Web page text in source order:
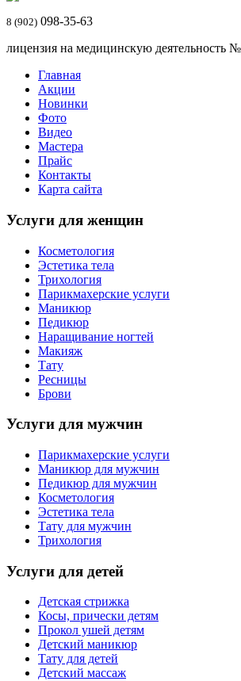
8 (902) 098-35-63
лицензия на медицинскую деятельность
Главная
Акции
Новинки
Фото
Видео
Мастера
Прайс
Контакты
Карта сайта
Услуги для женщин
Косметология
Эстетика тела
Трихология
Парикмахерские услуги
Маникюр
Педикюр
Наращивание ногтей
Макияж
Тату
Ресницы
Брови
Услуги для мужчин
Парикмахерские услуги
Маникюр для мужчин
Педикюр для мужчин
Косметология
Эстетика тела
Тату для мужчин
Трихология
Услуги для детей
Детская стрижка
Косы, прически детям
Прокол ушей детям
Детский маникюр
Тату для детей
Детский массаж